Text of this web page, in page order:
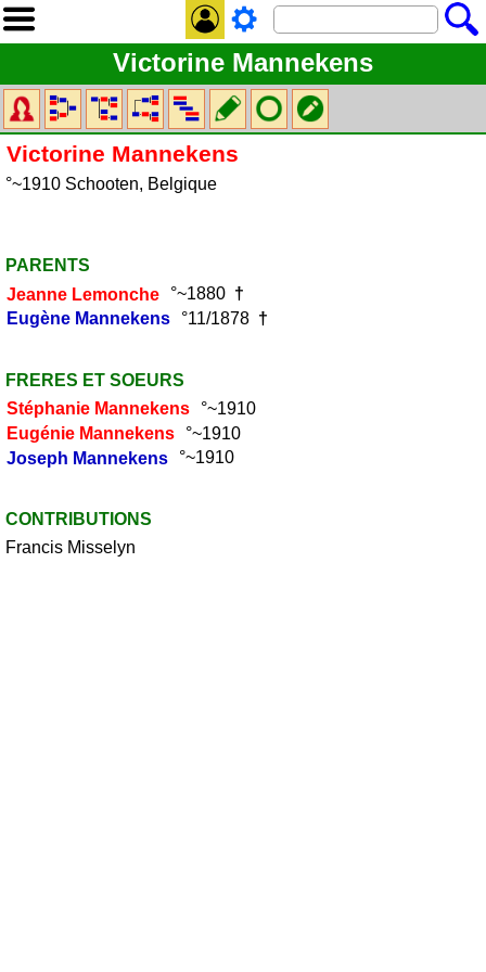
Victorine Mannekens
Victorine Mannekens
°~1910 Schooten, Belgique
PARENTS
Jeanne Lemonche °~1880 †
Eugène Mannekens °11/1878 †
FRERES ET SOEURS
Stéphanie Mannekens
°~1910
Eugénie Mannekens
°~1910
Joseph Mannekens °~1910
CONTRIBUTIONS
Francis Misselyn